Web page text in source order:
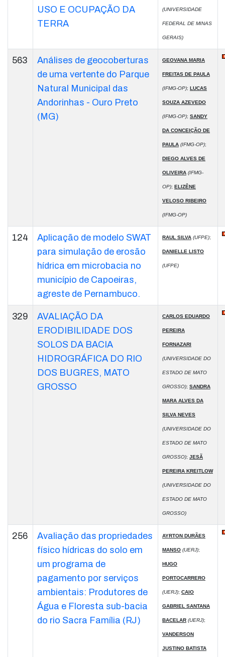
USO E OCUPAÇÃO DA
TERRA
(UNIVERSIDADE
FEDERAL DE MINAS
GERAIS)
563
Análises de geocoberturas
de uma vertente do Parque
Natural Municipal das
Andorinhas - Ouro Preto
(MG)
GEOVANA MARIA
FREITAS DE PAULA
(IFMG-OP); LUCAS
SOUZA AZEVEDO
(IFMG-OP); SANDY
DA CONCEIÇÃO DE
PAULA (IFMG-OP);
DIEGO ALVES DE
OLIVEIRA (IFMG-
OP); ELIZÊNE
VELOSO RIBEIRO
(IFMG-OP)
124
Aplicação de modelo SWAT
para simulação de erosão
hídrica em microbacia no
município de Capoeiras,
agreste de Pernambuco.
RAUL SILVA (UFPE);
DANIELLE LISTO
(UFPE)
329
AVALIAÇÃO DA
ERODIBILIDADE DOS
SOLOS DA BACIA
HIDROGRÁFICA DO RIO
DOS BUGRES, MATO
GROSSO
CARLOS EDUARDO
PEREIRA
FORNAZARI
(UNIVERSIDADE DO
ESTADO DE MATO
GROSSO); SANDRA
MARA ALVES DA
SILVA NEVES
(UNIVERSIDADE DO
ESTADO DE MATO
GROSSO); JESÃ
PEREIRA KREITLOW
(UNIVERSIDADE DO
ESTADO DE MATO
GROSSO)
256
Avaliação das propriedades
físico hídricas do solo em
um programa de
pagamento por serviços
ambientais: Produtores de
Água e Floresta sub-bacia
do rio Sacra Família (RJ)
AYRTON DURÃES
MANSO (UERJ);
HUGO
PORTOCARRERO
(UERJ); CAIO
GABRIEL SANTANA
BACELAR (UERJ);
VANDERSON
JUSTINO BATISTA